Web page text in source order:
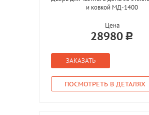
и ковкой МД-1400
Цена
28980
ЗАКАЗАТЬ
ПОСМОТРЕТЬ В ДЕТАЛЯХ